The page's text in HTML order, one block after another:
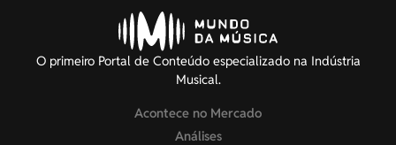
O primeiro Portal de Conteúdo especializado na Indústria
Musical.
Acontece no Mercado
Análises